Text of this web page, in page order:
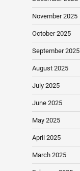
November 2025
October 2025
September 2025
August 2025
July 2025
June 2025
May 2025
April 2025
March 2025